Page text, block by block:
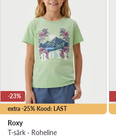
extra -25% Kood: LAST
-23%
Roxy
T-särk · Roheline